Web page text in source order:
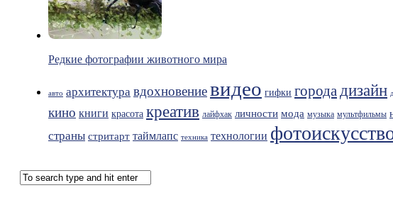
Редкие фотографии животного мира
авто архитектура вдохновениевидео гифки городадизайн
кино книги красота креатив лайфхак личности мода музыка мультфильмы
страны стритарт таймлапс техника технологии